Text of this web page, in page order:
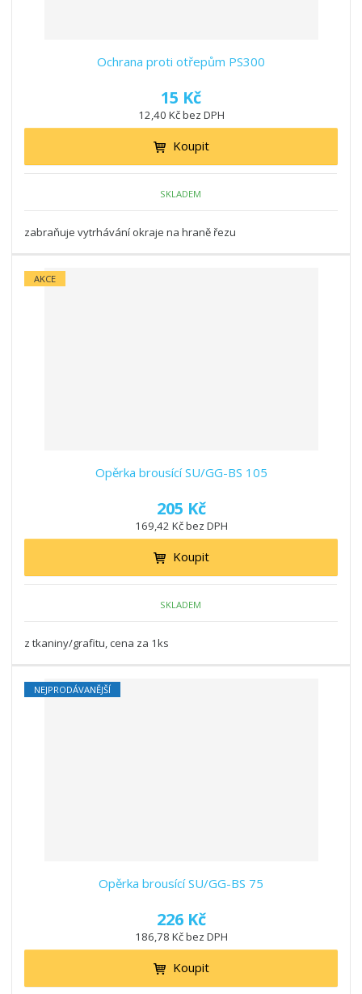
Ochrana proti otřepům PS300
15 Kč
12,40 Kč bez DPH
Koupit
SKLADEM
zabraňuje vytrhávání okraje na hraně řezu
AKCE
Opěrka brousící SU/GG-BS 105
205 Kč
169,42 Kč bez DPH
Koupit
SKLADEM
z tkaniny/grafitu, cena za 1ks
NEJPRODÁVANĚJŠÍ
Opěrka brousící SU/GG-BS 75
226 Kč
186,78 Kč bez DPH
Koupit